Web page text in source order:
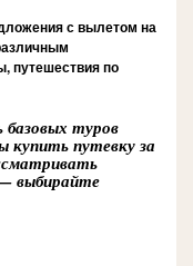
с вылетом на
путешествия по
туров
купить путевку за
выбирайте